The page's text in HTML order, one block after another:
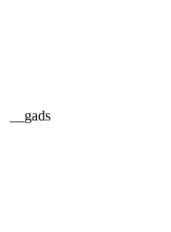
__gads